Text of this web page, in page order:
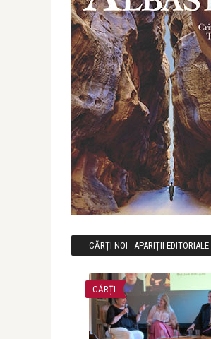
CĂRȚI NOI - APARIȚII EDITORIALE
CĂRȚI